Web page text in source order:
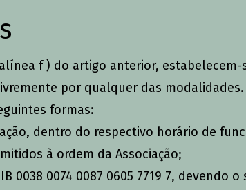
f ) do artigo anterior,
por qualquer das modalidades.
formas:
dentro do respectivo horário de
à ordem da Associação;
0038 0074 0087 0605 7719 7,